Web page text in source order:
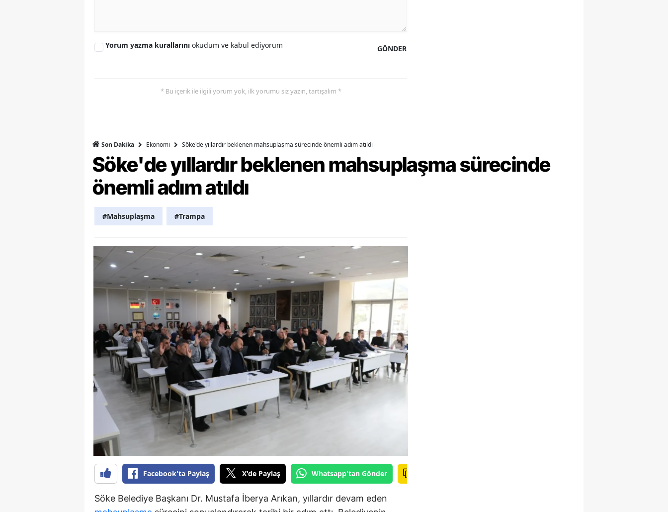
Uşak
Bayburt
Karaman
Kırıkkale
Bartın
Ardahan
Iğdır
Yalova
Karabük
Kilis
Osmaniye
Düzce
GÖNDER
Yorum yazma kurallarını okudum ve kabul ediyorum
* Bu içerik ile ilgili yorum yok, ilk yorumu siz yazın, tartışalım *
Son Dakika Ekonomi Söke'de yıllardır beklenen mahsuplaşma sürecinde önemli adım atıldı
Söke'de yıllardır beklenen mahsuplaşma sürecinde
önemli adım atıldı
#Mahsuplaşma #Trampa
Facebook'ta Paylaş X'de Paylaş Whatsapp'tan Gönder
Söke Belediye Başkanı Dr. Mustafa İberya Arıkan, yıllardır devam eden